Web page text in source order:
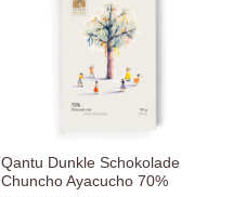
Qantu Dunkle Schokolade
Chuncho Ayacucho 70%